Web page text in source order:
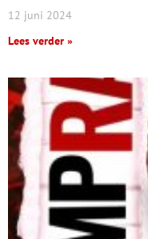
12 juni 2024
Lees verder »